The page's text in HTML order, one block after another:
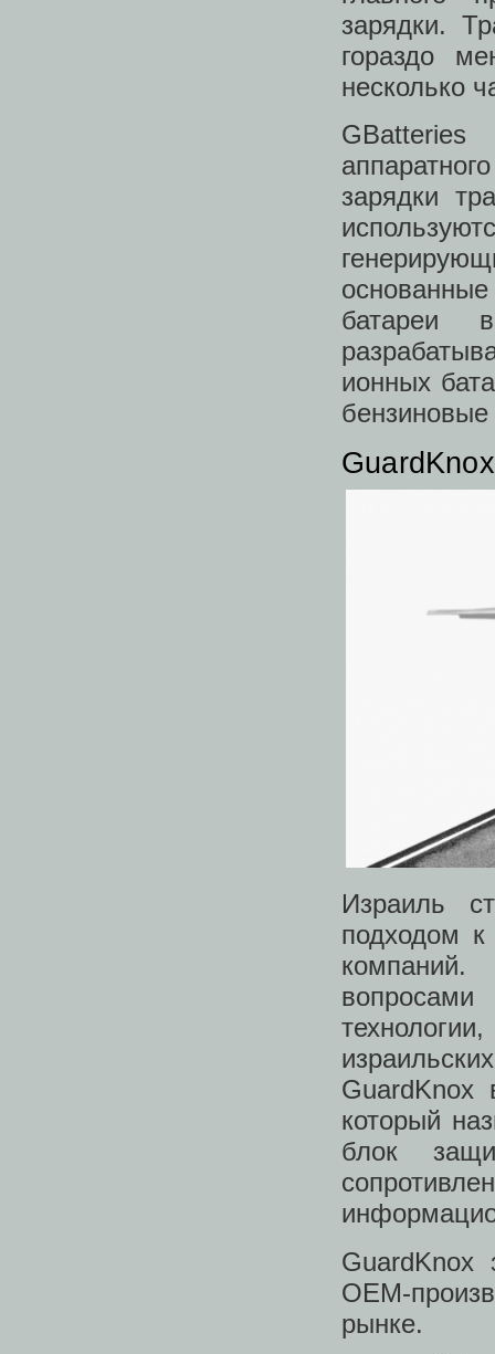
зарядки.
гораздо
несколько
зарядки
основанные
батареи
ионных
бензиновые
GuardKnox
Израиль
подходом к
GuardKnox
который
блок
GuardKnox
OEM-
рынке.